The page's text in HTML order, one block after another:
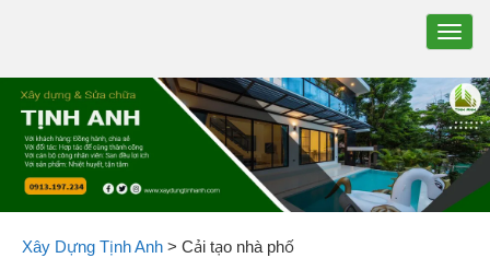
Xây Dựng Tịnh Anh > Cải tạo nhà phố